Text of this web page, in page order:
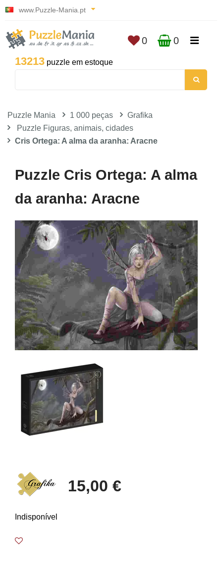
www.Puzzle-Mania.pt
13213 puzzle em estoque
0 0
Puzzle Mania 1 000 peças
Grafika
Puzzle Figuras, animais, cidades
Cris Ortega: A alma da aranha: Aracne
Puzzle Cris Ortega: A alma
da aranha: Aracne
15,00 €
Indisponível